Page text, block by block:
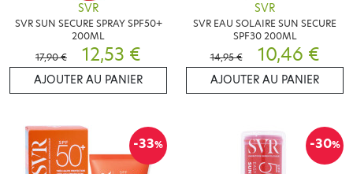
SVR
SVR SUN SECURE SPRAY SPF50+
200ML
17,90 €
12,53 €
AJOUTER AU PANIER
SVR
SVR EAU SOLAIRE SUN SECURE
SPF30 200ML
14,95 €
10,46 €
AJOUTER AU PANIER
-33% -30%